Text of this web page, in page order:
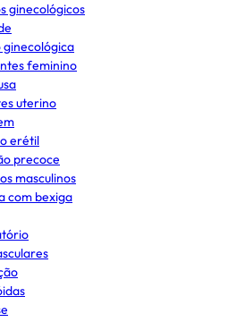
ginecológicos
feminino
uterino
erétil
precoce
masculinos
com bexiga